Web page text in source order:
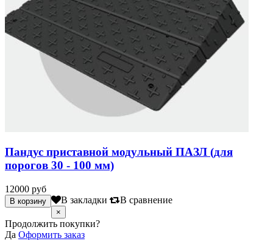
Пандус приставной модульный ПАЗЛ (для
порогов 30 - 100 мм)
12000 руб
В закладки В сравнение
×
Продолжить покупки?
Да Оформить заказ